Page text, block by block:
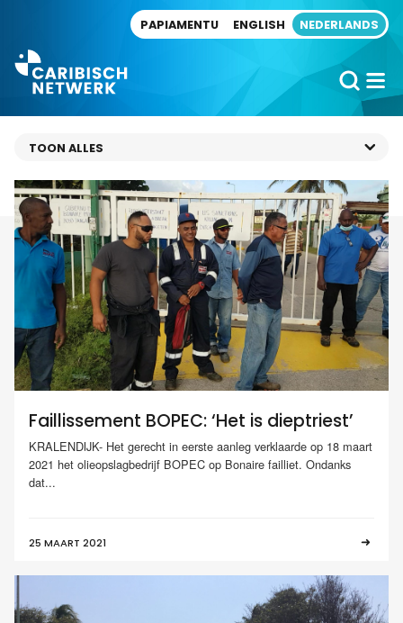
PAPIAMENTU ENGLISH NEDERLANDS
Faillissement BOPEC: ‘Het is dieptriest’
KRALENDIJK- Het gerecht in eerste aanleg verklaarde op 18 maart
2021 het olieopslagbedrijf BOPEC op Bonaire failliet. Ondanks
dat...
25 MAART 2021